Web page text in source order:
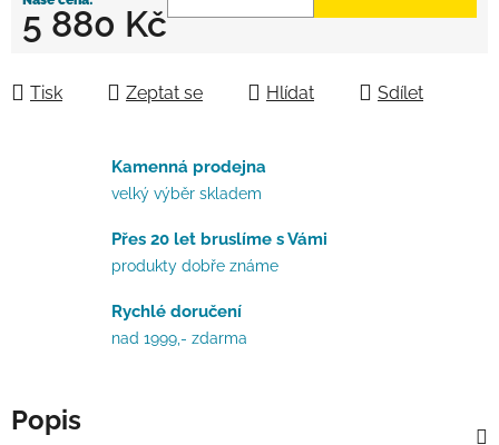
5 880 Kč
Tisk Zeptat se Hlídat Sdílet
Kamenná prodejna
velký výběr skladem
Přes 20 let bruslíme s Vámi
produkty dobře známe
Rychlé doručení
nad 1999,- zdarma
Popis